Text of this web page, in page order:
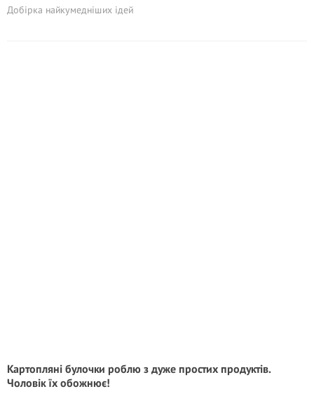
Добірка найкумедніших ідей
Картопляні булочки роблю з дуже простих продуктів.
Чоловік їх обожнює!